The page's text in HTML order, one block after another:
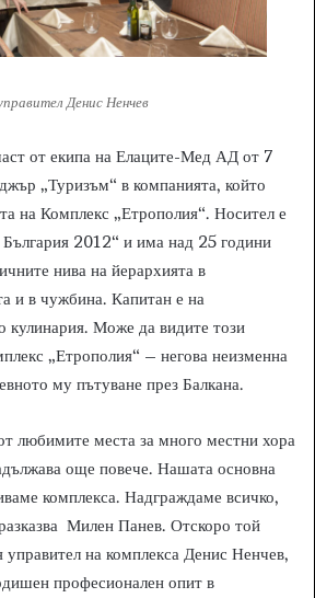
Денис Ненчев
от екипа на Елаците-Мед АД от 7
„Туризъм“ в компанията, който
на Комплекс „Етрополия“. Носител е
България 2012“ и има над 25 години
нива на йерархията в
и в чужбина. Капитан е на
кулинария. Може да видите този
„Етрополия“ – негова неизменна
му пътуване през Балкана.
любимите места за много местни хора
още повече. Нашата основна
комплекса. Надграждаме всичко,
Милен Панев. Отскоро той
управител на комплекса Денис Ненчев,
професионален опит в